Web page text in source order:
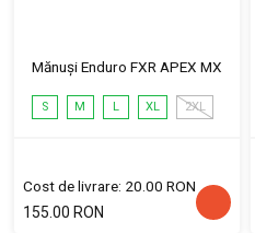
Mănuși Enduro FXR APEX MX
S M L XL 2XL
Cost de livrare: 20.00 RON
155.00 RON